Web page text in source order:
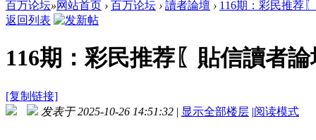
百万论坛»网站首页 › 百万论坛 › 讀者論壇 › 116期：彩民推荐
返回列表
116期：彩民推荐〖貼信讀者
[复制链接]
发表于 2025-10-26 14:51:32 | 显示全部楼层 |阅读模式